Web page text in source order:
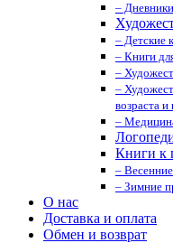
–
– Детские
– Книги
–
–
возраста
–
Книги к
–
– Зимние
О нас
Доставка и оплата
Обмен и возврат